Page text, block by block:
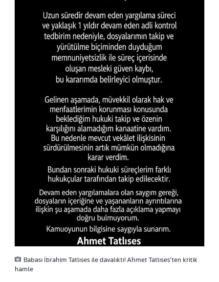
Babası İbrahim Tatlıses ile davalıktı! Ahmet Tatlıses'ten kritik
hamle